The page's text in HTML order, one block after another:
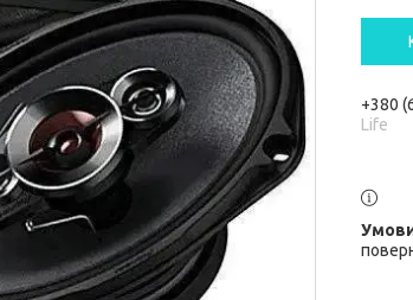
+380
Life